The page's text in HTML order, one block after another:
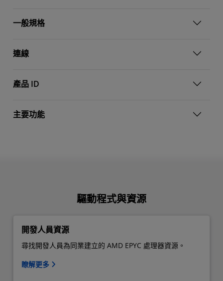
一般規格
連線
產品 ID
主要功能
驅動程式與資源
開發人員資源
尋找開發人員為同業建立的 AMD EPYC 處理器資源。
瞭解更多